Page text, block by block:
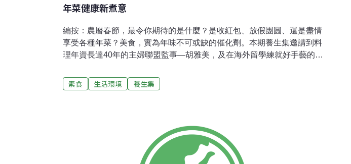
年菜健康新煮意
編按：農曆春節，最令你期待的是什麼？是收紅包、放假團圓、還是盡情
享受各種年菜？美食，實為年味不可或缺的催化劑。本期養生集邀請到料
理年資長達40年的主婦聯盟監事—胡雅美，及在海外留學練就好手藝的
把關，並兼顧節省物資愛地球。料理王小檔案料理王──胡雅美現身說法：
20年前因病退休，重拾整健康觀念，調整飲食態度方式，並有幸踏入環保
熱誠推動，樂此不疲！一路走來，我所堅持的信念就是「少污染、少破
壞、少負擔、少浪費、少垃圾」。做個忠誠的有機農業支持者，安心使用
有信賴度的有機食品、用品，在在為生態環境盡維護之力，保有潔淨安全
素食 生活環境 養生集